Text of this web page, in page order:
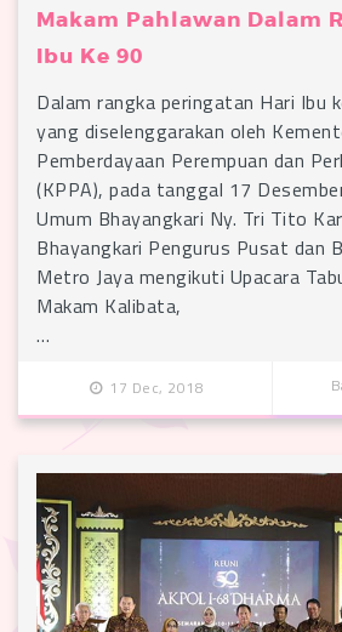
Makam Pahlawan Dalam
Ibu Ke 90
Dalam rangka peringatan Hari Ibu
yang diselenggarakan oleh
Pemberdayaan Perempuan dan
(KPPA), pada tanggal 17
Umum Bhayangkari Ny. Tri Tito
Bhayangkari Pengurus Pusat dan
Metro Jaya mengikuti Upacara
Makam Kalibata,
…
17 Dec, 2018